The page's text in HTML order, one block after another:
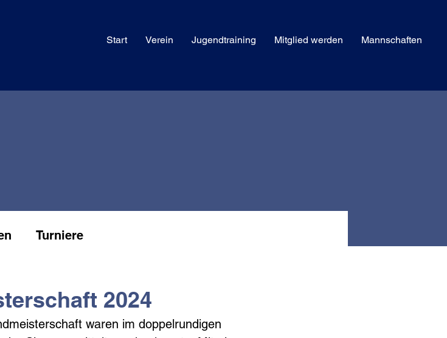
Start Verein Jugendtraining Mitglied werden Mannschaften
Turniere
2024
waren im doppelrundigen